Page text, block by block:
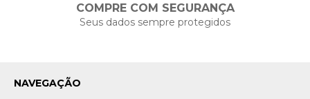
COMPRE COM SEGURANÇA
Seus dados sempre protegidos
NAVEGAÇÃO